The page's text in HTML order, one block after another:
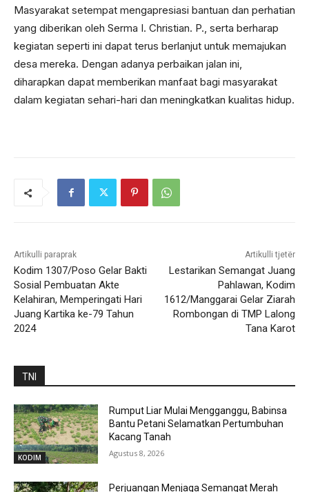
Masyarakat setempat mengapresiasi bantuan dan perhatian
yang diberikan oleh Serma I. Christian. P., serta berharap
kegiatan seperti ini dapat terus berlanjut untuk memajukan
desa mereka. Dengan adanya perbaikan jalan ini,
diharapkan dapat memberikan manfaat bagi masyarakat
dalam kegiatan sehari-hari dan meningkatkan kualitas hidup.
Artikulli paraprak
Kodim 1307/Poso Gelar Bakti
Sosial Pembuatan Akte
Kelahiran, Memperingati Hari
Juang Kartika ke-79 Tahun
2024
Artikulli tjetër
Lestarikan Semangat Juang
Pahlawan, Kodim
1612/Manggarai Gelar Ziarah
Rombongan di TMP Lalong
Tana Karot
TNI
KODIM
Rumput Liar Mulai Mengganggu, Babinsa
Bantu Petani Selamatkan Pertumbuhan
Kacang Tanah
Agustus 8, 2026
Perjuangan Menjaga Semangat Merah